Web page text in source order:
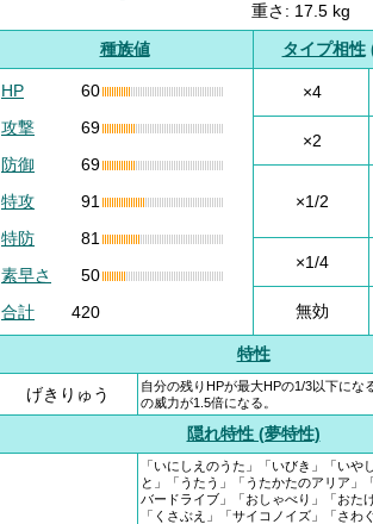
重さ: 17.5 kg
種族値
タイプ相性
HP
60
攻撃
69
防御
69
特攻
91
特防
81
素早さ
50
合計
420
×4
×2
×1/2
×1/4
無効
特性
げきりゅう
自分の残りHPが最大HPの1/3以下にな
の威力が1.5倍になる。
隠れ特性 (夢特性)
「いにしえのうた」「いびき」「いや
と」「うたう」「うたかたのアリア」
バードライブ」「おしゃべり」「おた
「くさぶえ」「サイコノイズ」「さわ